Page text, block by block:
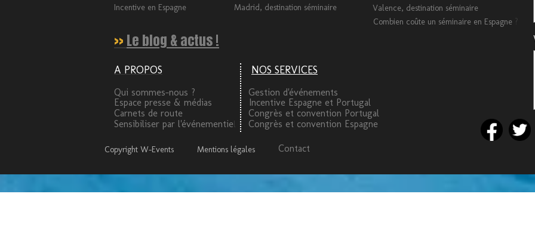
Incentive en Espagne
A PROPOS
Mentions légales
Copyright W-Events
Qui sommes-nous ?
Carnets de route
Espace presse & médias
NOS SERVICES
Gestion d'événements
Incentive Espagne et Portugal
Congrès et convention Espagne
Sensibiliser par l'événementiel
Congrès et convention Portugal
>> Le blog & actus !
Valence, destination séminaire
Madrid, destination séminaire
Contact
Combien coûte un séminaire en Espagne ?